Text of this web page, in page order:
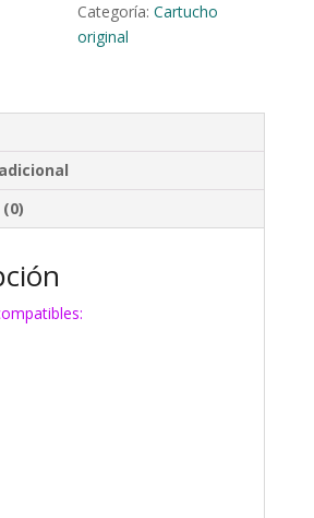
Categoría:Cartucho
original